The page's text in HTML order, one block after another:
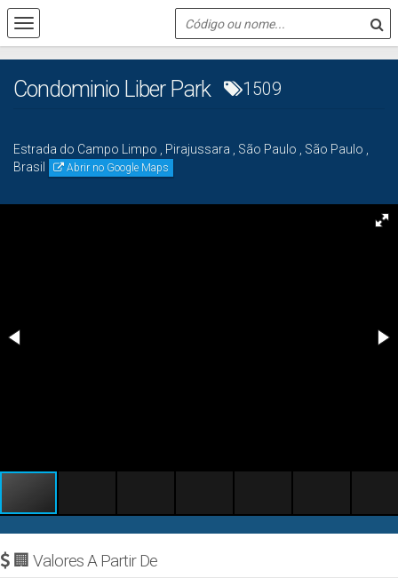
Condominio Liber Park 1509
Estrada do Campo Limpo Pirajussara São Paulo São Paulo
Brasil
Abrir no Google Maps
🏢 Valores A Partir De